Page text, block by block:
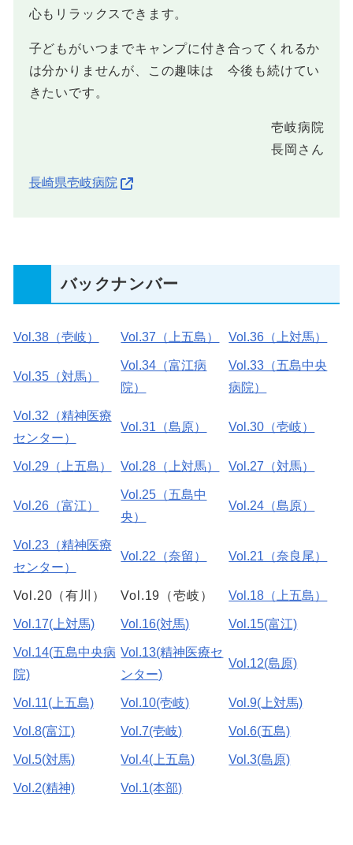
心もリラックスできます。
子どもがいつまでキャンプに付き合ってくれるか
は分かりませんが、この趣味は 今後も続けてい
きたいです。
壱岐病院
長岡さん
長崎県壱岐病院
バックナンバー
Vol.38（壱岐） Vol.37（上五島） Vol.36（上対馬）
Vol.35（対馬）
Vol.34（富江病
院）
Vol.33（五島中央
病院）
Vol.32（精神医療
センター）
Vol.31（島原） Vol.30（壱岐）
Vol.29（上五島） Vol.28（上対馬） Vol.27（対馬）
Vol.26（富江）
Vol.25（五島中
央）
Vol.24（島原）
Vol.23（精神医療
センター）
Vol.22（奈留） Vol.21（奈良尾）
Vol.20（有川） Vol.19（壱岐） Vol.18（上五島）
Vol.17(上対馬) Vol.16(対馬) Vol.15(富江)
Vol.14(五島中央病
院)
Vol.13(精神医療セ
ンター)
Vol.12(島原)
Vol.11(上五島) Vol.10(壱岐) Vol.9(上対馬)
Vol.8(富江) Vol.7(壱岐) Vol.6(五島)
Vol.5(対馬) Vol.4(上五島) Vol.3(島原)
Vol.2(精神) Vol.1(本部)